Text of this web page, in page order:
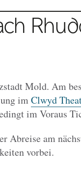
Mold. Am
imClwyd
im Voraus
Abreise am
vorbei.